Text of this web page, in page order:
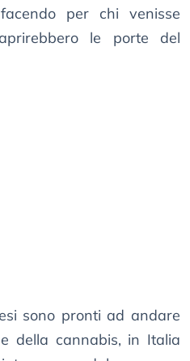
per chi venisse
le porte del
sono pronti ad andare
della cannabis, in Italia